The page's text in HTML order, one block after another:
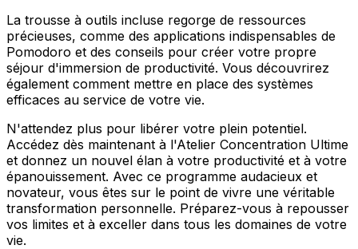
La trousse à outils incluse regorge de ressources
précieuses, comme des applications indispensables de
Pomodoro et des conseils pour créer votre propre
séjour d'immersion de productivité. Vous découvrirez
également comment mettre en place des systèmes
efficaces au service de votre vie.
N'attendez plus pour libérer votre plein potentiel.
Accédez dès maintenant à l'Atelier Concentration Ultime
et donnez un nouvel élan à votre productivité et à votre
épanouissement. Avec ce programme audacieux et
novateur, vous êtes sur le point de vivre une véritable
transformation personnelle. Préparez-vous à repousser
vos limites et à exceller dans tous les domaines de votre
vie.